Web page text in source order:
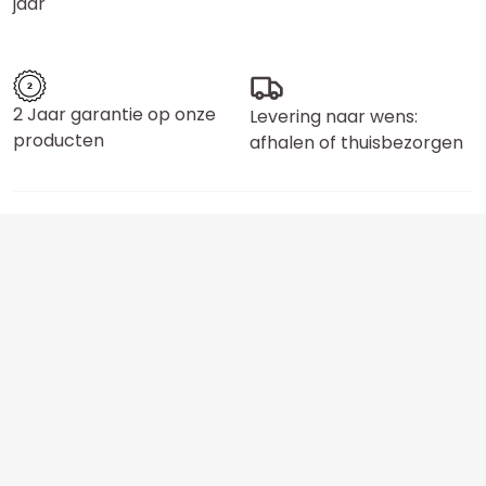
2 Jaar garantie op onze
producten
Levering naar wens:
afhalen of thuisbezorgen